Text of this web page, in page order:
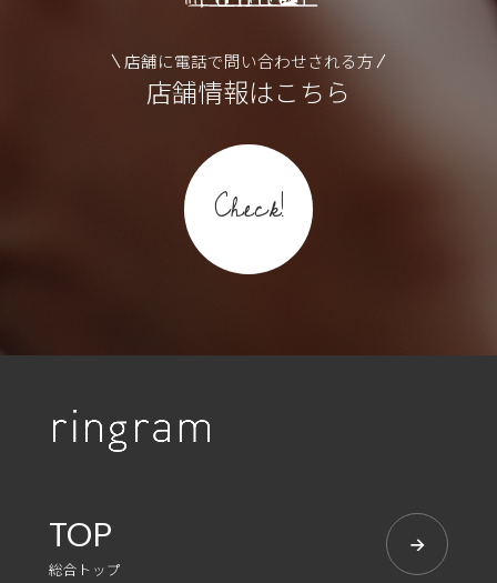
店舗に電話で問い合わせされる方
店舗情報はこちら
Check!
TOP
総合トップ